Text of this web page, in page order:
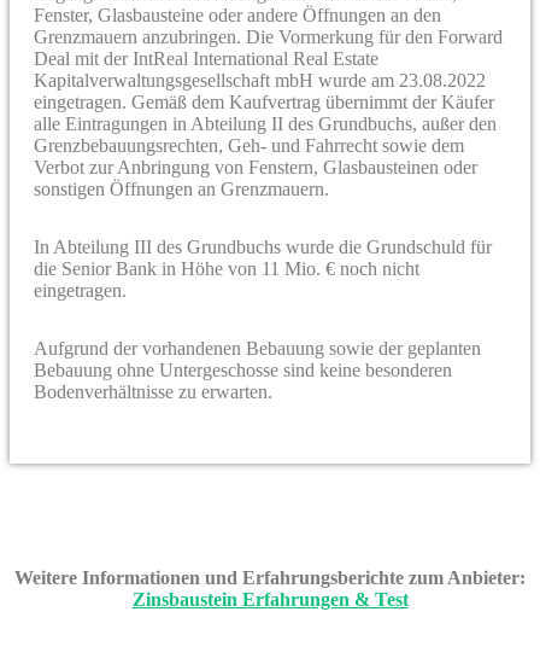
Fenster, Glasbausteine oder andere Öffnungen an den
Grenzmauern anzubringen. Die Vormerkung für den Forward
Deal mit der IntReal International Real Estate
Kapitalverwaltungsgesellschaft mbH wurde am 23.08.2022
eingetragen. Gemäß dem Kaufvertrag übernimmt der Käufer
alle Eintragungen in Abteilung II des Grundbuchs, außer den
Grenzbebauungsrechten, Geh- und Fahrrecht sowie dem
Verbot zur Anbringung von Fenstern, Glasbausteinen oder
sonstigen Öffnungen an Grenzmauern.
In Abteilung III des Grundbuchs wurde die Grundschuld für
die Senior Bank in Höhe von 11 Mio. € noch nicht
eingetragen.
Aufgrund der vorhandenen Bebauung sowie der geplanten
Bebauung ohne Untergeschosse sind keine besonderen
Bodenverhältnisse zu erwarten.
Weitere Informationen und Erfahrungsberichte zum Anbieter:
Zinsbaustein Erfahrungen & Test